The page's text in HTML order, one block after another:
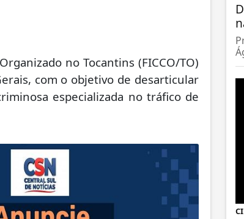
no Tocantins (FICCO/TO)
com o objetivo de desarticular
especializada no tráfico de